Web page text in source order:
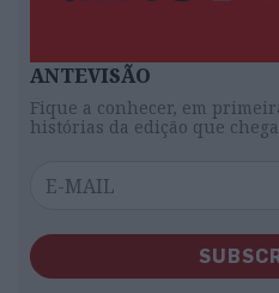
ANTEVISÃO
Fique a conhecer, em
histórias da edição que